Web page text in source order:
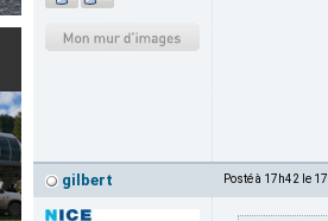
gilbert Posté à 17h42 le